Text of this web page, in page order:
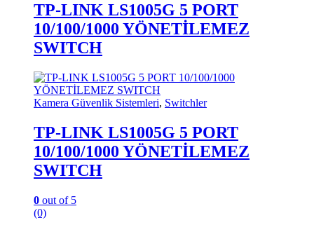
TP-LINK LS1005G 5 PORT
10/100/1000 YÖNETİLEMEZ
SWITCH
Kamera Güvenlik Sistemleri, Switchler
TP-LINK LS1005G 5 PORT
10/100/1000 YÖNETİLEMEZ
SWITCH
0 out of 5
(0)